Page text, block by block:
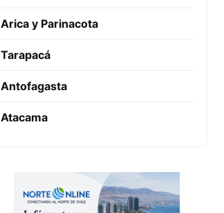
Arica y Parinacota
Tarapacá
Antofagasta
Atacama